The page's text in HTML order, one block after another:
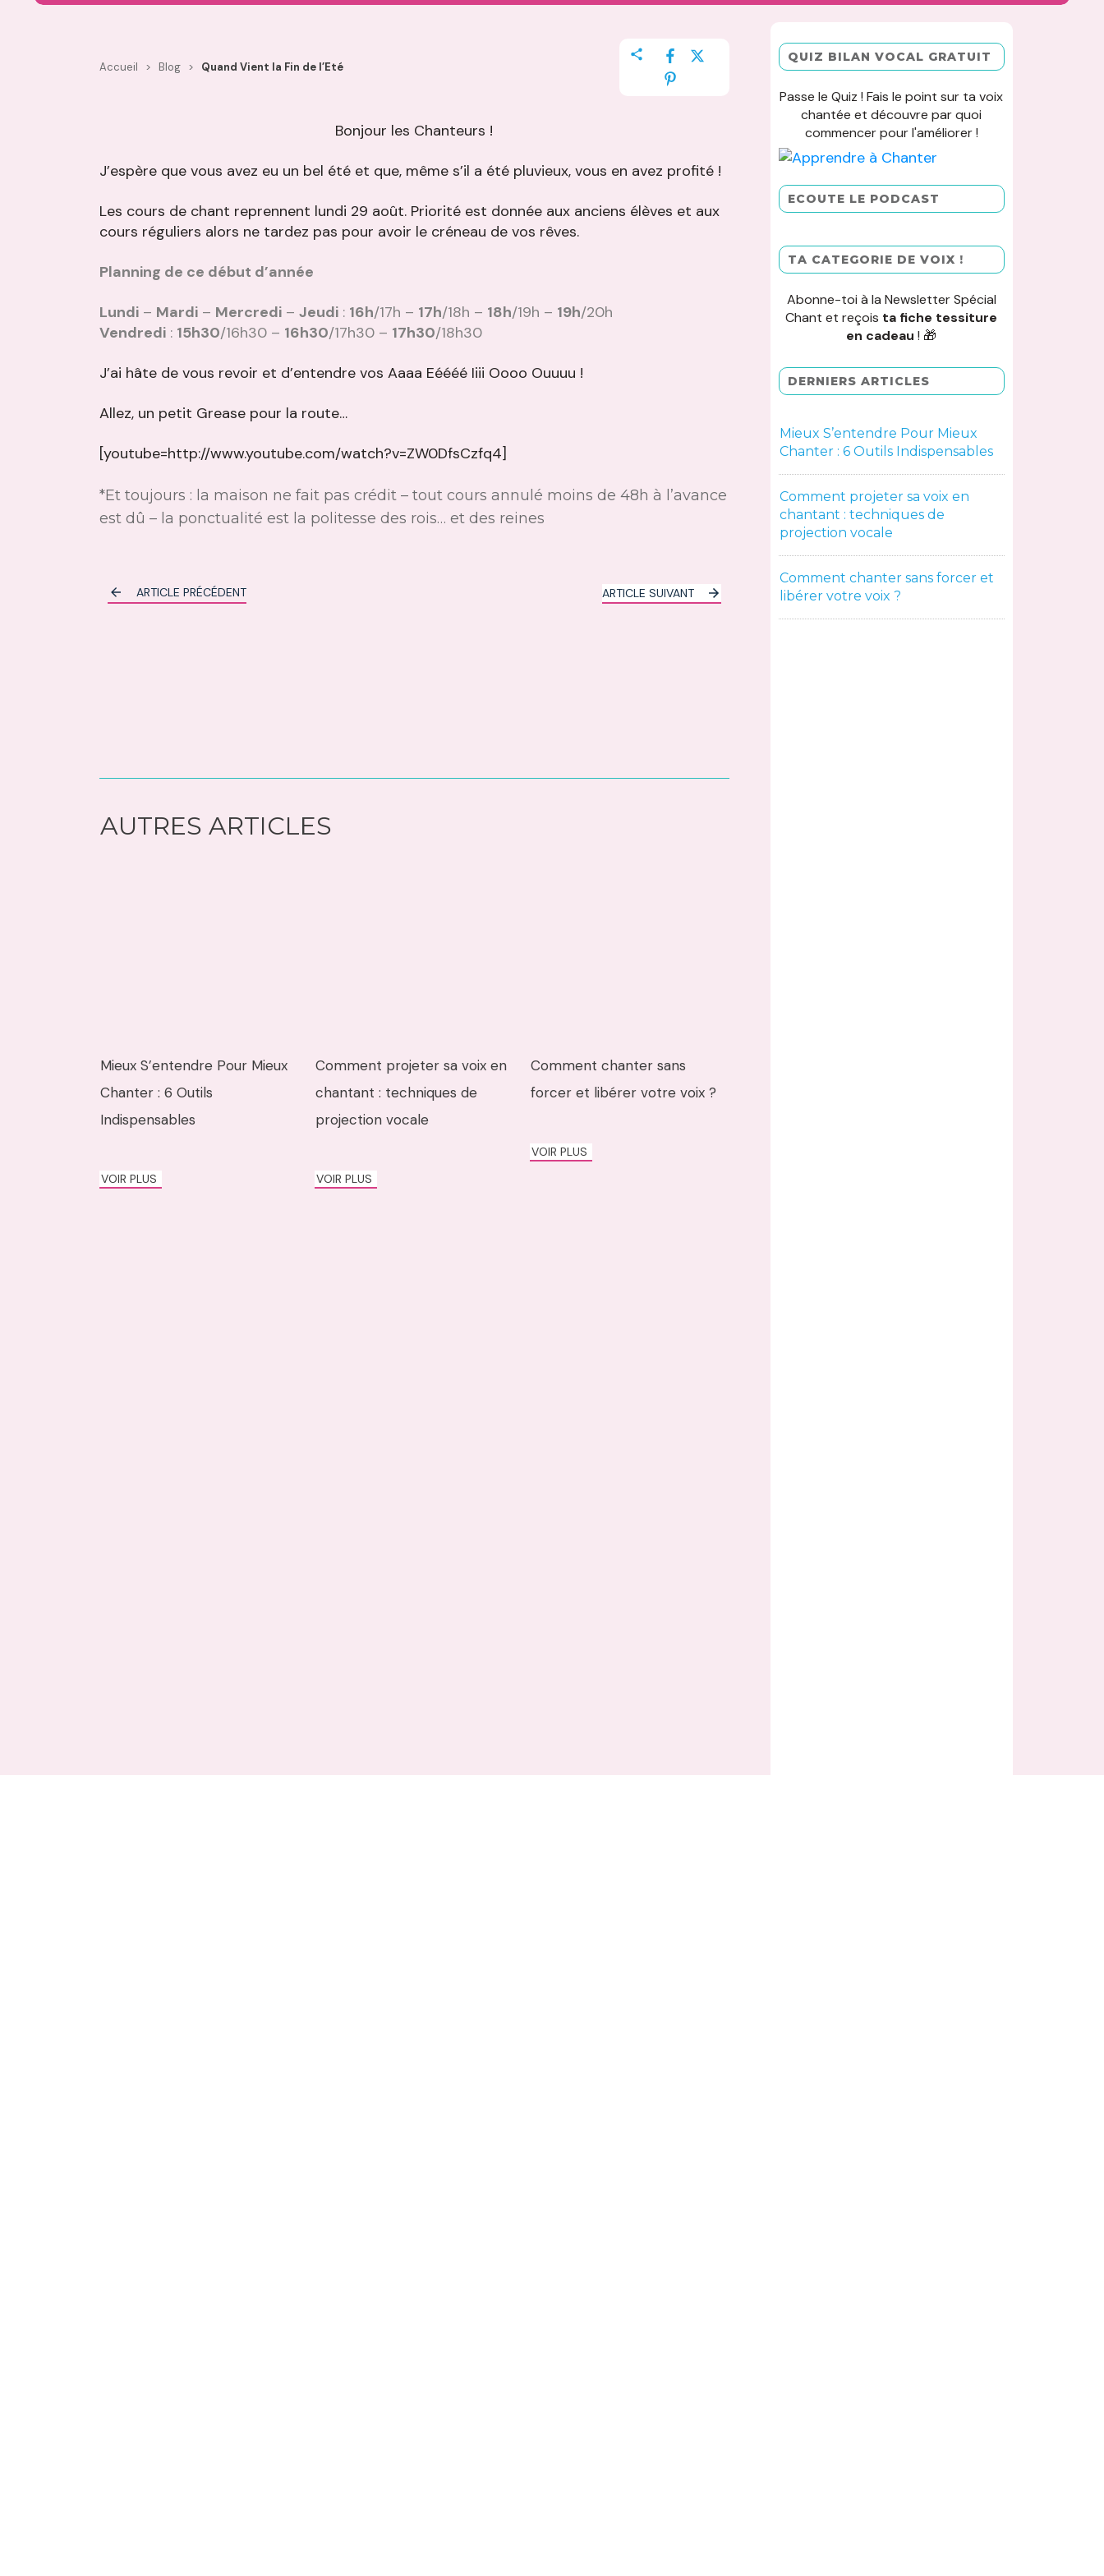
Accueil > Blog > Quand Vient la Fin de l’Eté
Bonjour les Chanteurs !
J’espère que vous avez eu un bel été et que, même s’il a été pluvieux, vous en avez profité !
Les cours de chant reprennent lundi 29 août. Priorité est donnée aux anciens élèves et aux
cours réguliers alors ne tardez pas pour avoir le créneau de vos rêves.
Planning de ce début d’année
Lundi – Mardi – Mercredi – Jeudi : 16h/17h – 17h/18h – 18h/19h – 19h/20h
Vendredi : 15h30/16h30 – 16h30/17h30 – 17h30/18h30
J’ai hâte de vous revoir et d’entendre vos Aaaa Eéééé Iiii Oooo Ouuuu !
Allez, un petit Grease pour la route…
[youtube=http://www.youtube.com/watch?v=ZW0DfsCzfq4]
*Et toujours : la maison ne fait pas crédit – tout cours annulé moins de 48h à l’avance
est dû – la ponctualité est la politesse des rois… et des reines
ARTICLE PRÉCÉDENT ARTICLE SUIVANT
AUTRES ARTICLES
Mieux S’entendre Pour Mieux
Chanter : 6 Outils
Indispensables
VOIR PLUS
Comment projeter sa voix en
chantant : techniques de
projection vocale
VOIR PLUS
Comment chanter sans
forcer et libérer votre voix ?
VOIR PLUS
QUIZ BILAN VOCAL GRATUIT
Passe le Quiz ! Fais le point sur ta voix
chantée et découvre par quoi
commencer pour l'améliorer !
ECOUTE LE PODCAST
TA CATEGORIE DE VOIX !
Abonne-toi à la Newsletter Spécial
Chant et reçois ta fiche tessiture
en cadeau ! 🎁
DERNIERS ARTICLES
Mieux S’entendre Pour Mieux
Chanter : 6 Outils Indispensables
Comment projeter sa voix en
chantant : techniques de
projection vocale
Comment chanter sans forcer et
libérer votre voix ?